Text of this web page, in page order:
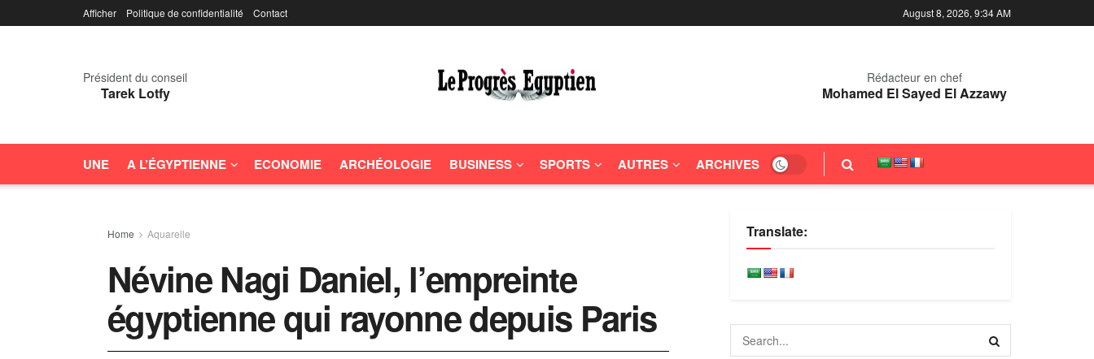
Afficher Politique de confidentialité Contact August 8, 2026, 9:34 AM
Président du conseil
Tarek Lotfy
Rédacteur en chef
Mohamed El Sayed El Azzawy
UNE A L’ÉGYPTIENNE ECONOMIE ARCHÉOLOGIE BUSINESS SPORTS AUTRES ARCHIVES
Home Aquarelle
Névine Nagi Daniel, l’empreinte
égyptienne qui rayonne depuis Paris
Translate: